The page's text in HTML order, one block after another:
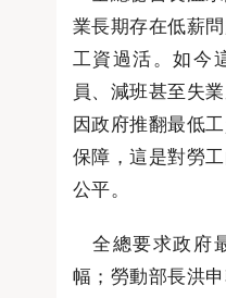
業長期存在低薪
工資過活。如今
員、減班甚至失
因政府推翻最低
保障，這是對勞
公平。
全總要求政府
幅；勞動部長洪